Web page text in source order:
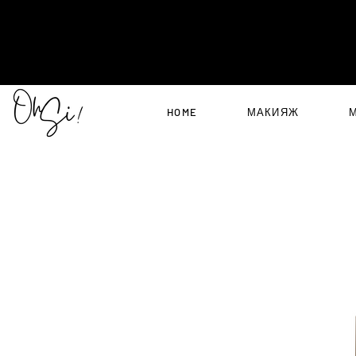
HOME МАКИЯЖ